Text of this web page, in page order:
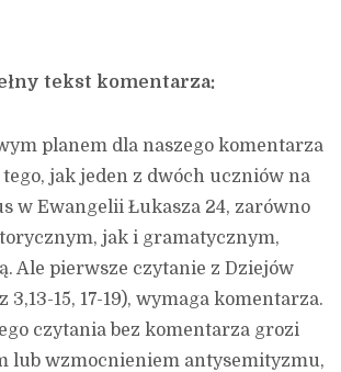
tekst komentarza:
planem dla naszego komentarza
tego, jak jeden z dwóch uczniów na
w Ewangelii Łukasza 24, zarówno
jak i gramatycznym,
Ale pierwsze czytanie z Dziejów
3,13-15, 17-19), wymaga komentarza.
czytania bez komentarza grozi
lub wzmocnieniem antysemityzmu,